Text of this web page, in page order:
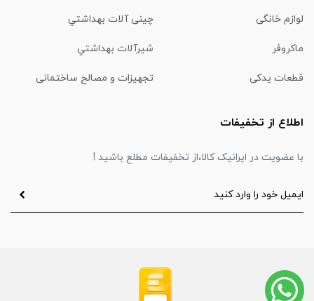
لوازم خانگی چینی آلات بهداشتي
ماكروفر شیرآلات بهداشتي
قطعات یدکی تجهیزات و مصالح ساختمانی
اطلاع از تخفیفات
با عضویت در ایرانیک کالا،از تخفیفات مطلع باشید !